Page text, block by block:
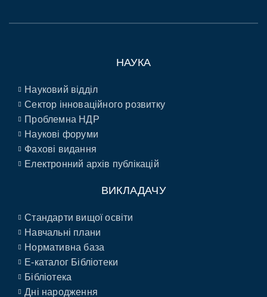
НАУКА
Науковий відділ
Сектор інноваційного розвитку
Проблемна НДР
Наукові форуми
Фахові видання
Електронний архів публікацій
ВИКЛАДАЧУ
Стандарти вищої освіти
Навчальні плани
Нормативна база
E-каталог Бібліотеки
Бібліотека
Дні народження